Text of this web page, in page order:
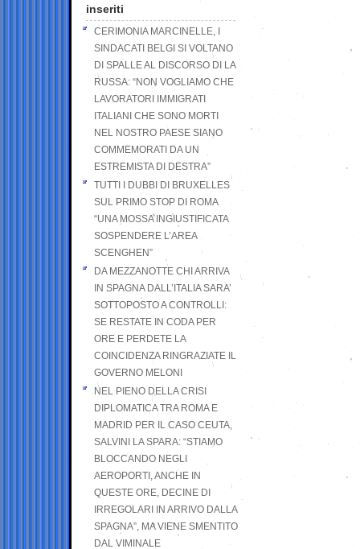
inseriti
CERIMONIA MARCINELLE, I
SINDACATI BELGI SI VOLTANO
DI SPALLE AL DISCORSO DI LA
RUSSA: “NON VOGLIAMO CHE
LAVORATORI IMMIGRATI
ITALIANI CHE SONO MORTI
NEL NOSTRO PAESE SIANO
COMMEMORATI DA UN
ESTREMISTA DI DESTRA”
TUTTI I DUBBI DI BRUXELLES
SUL PRIMO STOP DI ROMA
“UNA MOSSA INGIUSTIFICATA
SOSPENDERE L’AREA
SCENGHEN”
DA MEZZANOTTE CHI ARRIVA
IN SPAGNA DALL’ITALIA SARA’
SOTTOPOSTO A CONTROLLI:
SE RESTATE IN CODA PER
ORE E PERDETE LA
COINCIDENZA RINGRAZIATE IL
GOVERNO MELONI
NEL PIENO DELLA CRISI
DIPLOMATICA TRA ROMA E
MADRID PER IL CASO CEUTA,
SALVINI LA SPARA: “STIAMO
BLOCCANDO NEGLI
AEROPORTI, ANCHE IN
QUESTE ORE, DECINE DI
IRREGOLARI IN ARRIVO DALLA
SPAGNA”, MA VIENE SMENTITO
DAL VIMINALE